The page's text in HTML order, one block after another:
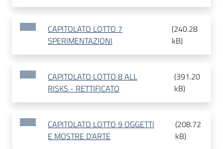
CAPITOLATO LOTTO 7
SPERIMENTAZIONI
(240.28
kB)
CAPITOLATO LOTTO 8 ALL
RISKS - RETTIFICATO
(391.20
kB)
CAPITOLATO LOTTO 9 OGGETTI
E MOSTRE D'ARTE
(208.72
kB)